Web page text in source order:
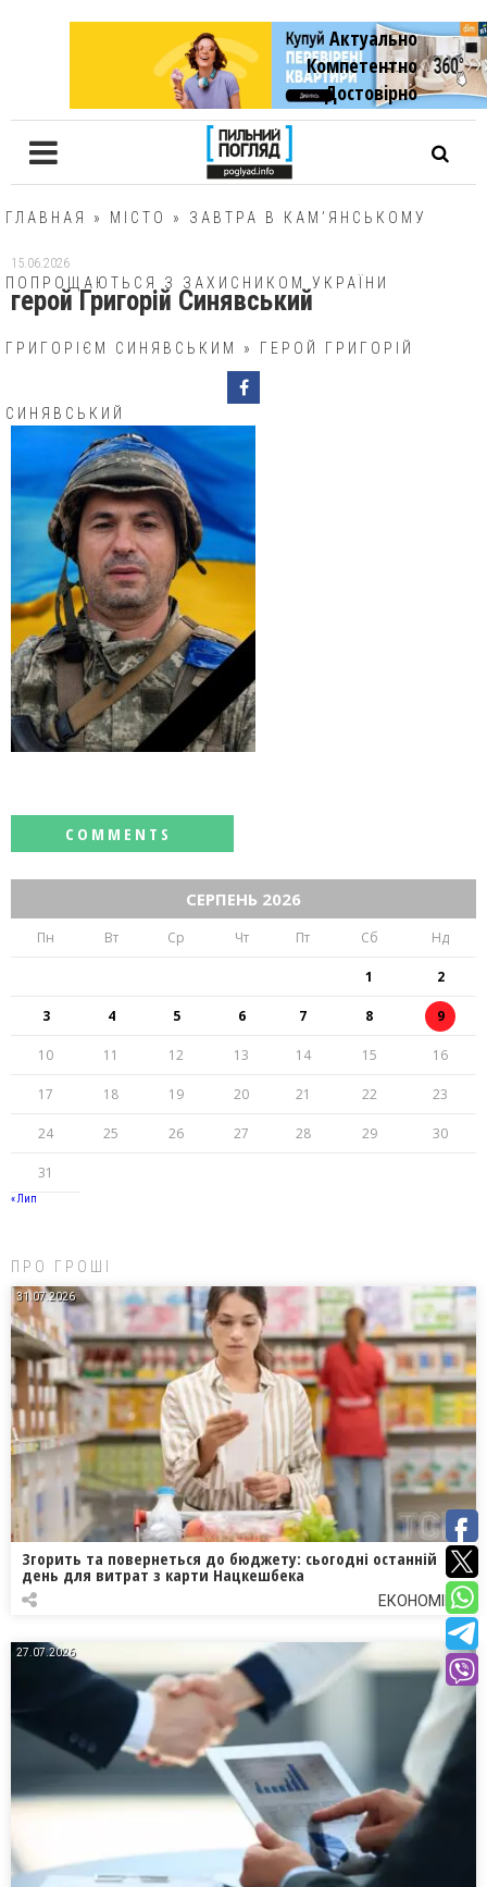
Актуально
Компетентно
Достовiрно
ГЛАВНАЯ » МІСТО » ЗАВТРА В КАМ’ЯНСЬКОМУ
ПОПРОЩАЮТЬСЯ З ЗАХИСНИКОМ УКРАЇНИ
ГРИГОРІЄМ СИНЯВСЬКИМ » ГЕРОЙ ГРИГОРІЙ
СИНЯВСЬКИЙ
15.06.2026
герой Григорій Синявський
СЕРПЕНЬ 2026
Пн Вт Ср Чт Пт Сб Нд
1 2
3 4 5 6 7 8 9
10 11 12 13 14 15 16
17 18 19 20 21 22 23
24 25 26 27 28 29 30
31
« Лип
ПРО ГРОШІ
31.07.2026
Згорить та повернеться до бюджету: сьогодні останній
день для витрат з карти Нацкешбека
ЕКОНОМІКА
27.07.2026